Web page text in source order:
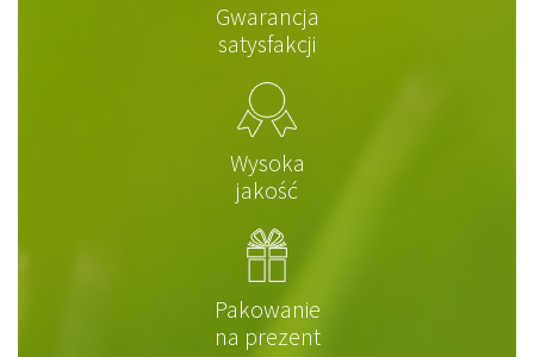
Gwarancja
satysfakcji
Wysoka
jakość
Pakowanie
na prezent